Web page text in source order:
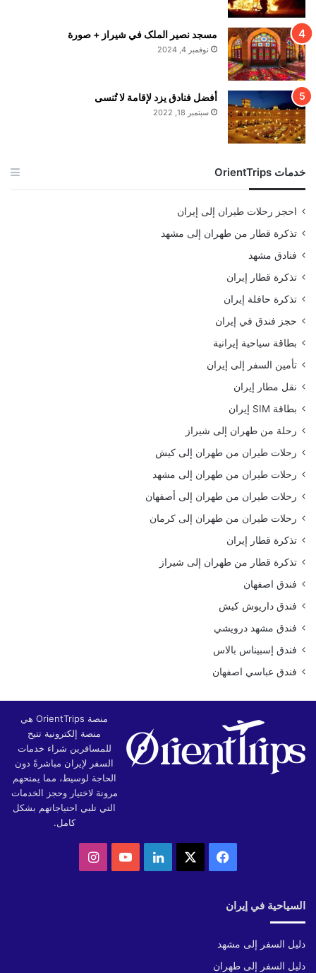
مسجد نصير الملک في شيراز + صورة
نوفمبر 4, 2024
أفضل فنادق يزد لإقامة لا تُنسى
سبتمبر 18, 2022
خدمات OrientTrips
احجز رحلات طيران إلى إيران
تذكرة قطار من طهران إلى مشهد
فنادق مشهد
تذكرة قطار إيران
تذكرة حافلة إيران
حجز فندق في إيران
بطاقة سياحية إيرانية
تأمين السفر إلى إيران
نقل مطار إيران
بطاقة SIM إيران
رحلة من طهران إلى شيراز
رحلات طيران من طهران إلى كيش
رحلات طيران من طهران إلى مشهد
رحلات طيران من طهران إلى أصفهان
رحلات طيران من طهران إلى كرمان
تذكرة قطار إيران
تذكرة قطار من طهران إلى شيراز
فندق اصفهان
فندق داريوش كيش
فندق مشهد درويشي
فندق إسبيناس بالاس
فندق عباسي اصفهان
منصة OrientTrips هي
منصة إلكترونية تتيح
للمسافرين شراء خدمات
السفر لإيران مباشرةً دون
الحاجة لوسيط، مما يمنحهم
مرونة لاختيار وحجز الخدمات
التي تلبي احتياجاتهم بشكل
كامل.
فيسبوك لينكدإن‫YouTubeانستقرام
السياحية في إيران
دليل السفر إلى مشهد
دليل السفر إلى طهران